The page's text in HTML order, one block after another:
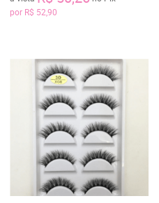
por R$ 52,90